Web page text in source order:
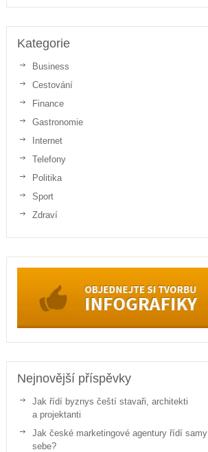
Kategorie
Business
Cestování
Finance
Gastronomie
Internet
Telefony
Politika
Sport
Zdraví
Nejnovější příspěvky
Jak řídí byznys čeští stavaři, architekti
a projektanti
Jak české marketingové agentury řídí samy
sebe?